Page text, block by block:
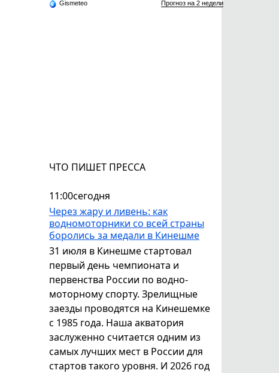
ЧТО ПИШЕТ ПРЕССА
11:00сегодня
Через жару и ливень: как
водномоторники со всей страны
боролись за медали в Кинешме
31 июля в Кинешме стартовал
первый день чемпионата и
первенства России по водно-
моторному спорту. Зрелищные
заезды проводятся на Кинешемке
с 1985 года. Наша акватория
заслуженно считается одним из
самых лучших мест в России для
стартов такого уровня. И 2026 год
Gismeteo Прогноз на 2 недели